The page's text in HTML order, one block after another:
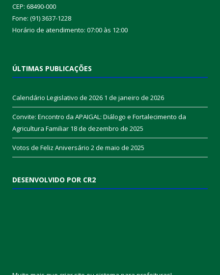
CEP: 68490-000
Fone: (91) 3637-1228
Horário de atendimento: 07:00 às 12:00
ÚLTIMAS PUBLICAÇÕES
Calendário Legislativo de 2026 1 de janeiro de 2026
Convite: Encontro da APAIGAL: Diálogo e Fortalecimento da
Agricultura Familiar 18 de dezembro de 2025
Votos de Feliz Aniversário 2 de maio de 2025
DESENVOLVIDO POR CR2